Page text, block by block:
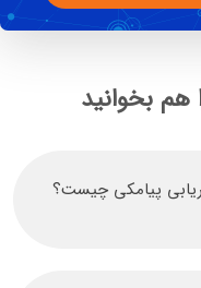
هم بخوانید
پیامکی چیست؟